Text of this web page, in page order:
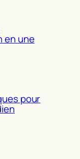
en une
pour